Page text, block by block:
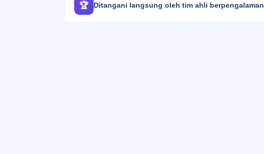
🏆 Ditangani langsung oleh tim ahli berpengalaman